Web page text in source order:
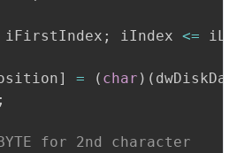
iFirstIndex ; iIndex <=
] = ( char ) (
;
for 2nd character